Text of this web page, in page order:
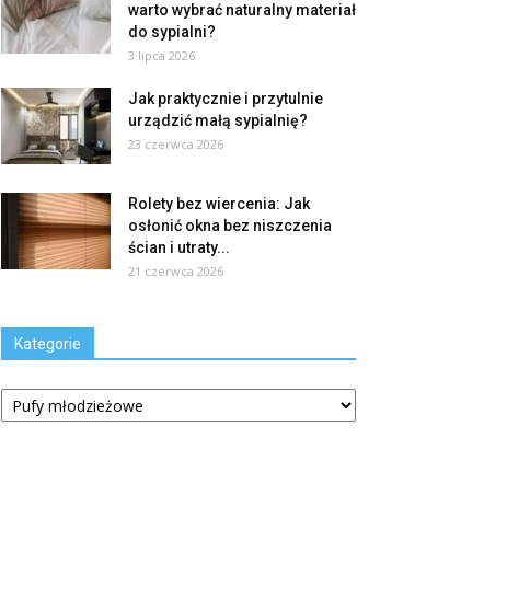
warto wybrać naturalny materiał
do sypialni?
3 lipca 2026
Jak praktycznie i przytulnie
urządzić małą sypialnię?
23 czerwca 2026
Rolety bez wiercenia: Jak
osłonić okna bez niszczenia
ścian i utraty...
21 czerwca 2026
Kategorie
Kategorie